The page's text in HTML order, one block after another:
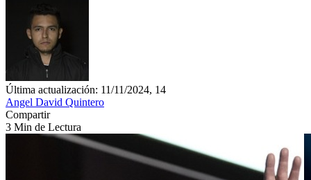
Última actualización: 11/11/2024, 14
Angel David Quintero
Compartir
3 Min de Lectura